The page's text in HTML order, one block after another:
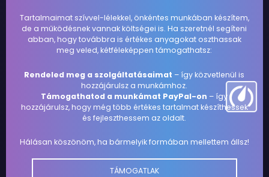
Tartalmaimat szívvel-lélekkel, önkéntes munkában készítem,
de a működésnek vannak költségei is. Ha szeretnél segíteni
abban, hogy továbbra is értékes anyagokat oszthassak
meg veled, kétféleképpen támogathatsz:
Rendeled meg a szolgáltatásaimat – így közvetlenül is
hozzájárulsz a munkámhoz.
Támogathatod a munkámat PayPal-on – így
hozzájárulsz, hogy még több értékes tartalmat készíthessek
és fejleszthessem az oldalt.
Hálásan köszönöm, ha bármelyik formában mellettem állsz!
TÁMOGATLAK